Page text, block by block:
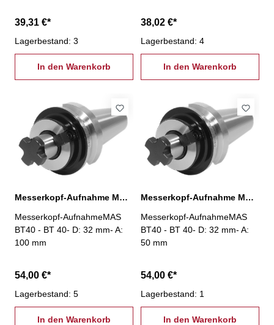
39,31 €*
Lagerbestand: 3
In den Warenkorb
38,02 €*
Lagerbestand: 4
In den Warenkorb
Messerkopf-Aufnahme MAS BT40, D:32 mm / A:100 mm
Messerkopf-AufnahmeMAS
BT40 - BT 40- D: 32 mm- A:
100 mm
54,00 €*
Lagerbestand: 5
In den Warenkorb
Messerkopf-Aufnahme MAS BT40, D:32 mm / A:50 mm
Messerkopf-AufnahmeMAS
BT40 - BT 40- D: 32 mm- A:
50 mm
54,00 €*
Lagerbestand: 1
In den Warenkorb